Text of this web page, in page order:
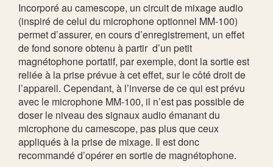
Incorporé au camescope, un circuit de mixage audio
(inspiré de celui du microphone optionnel MM-100)
permet d’assurer, en cours d’enregistrement, un effet
de fond sonore obtenu à partir d’un petit
magnétophone portatif, par exemple, dont la sortie est
reliée à la prise prévue à cet effet, sur le côté droit de
l’appareil. Cependant, à l’inverse de ce qui est prévu
avec le microphone MM-100, il n’est pas possible de
doser le niveau des signaux audio émanant du
microphone du camescope, pas plus que ceux
appliqués à la prise de mixage. Il est donc
recommandé d’opérer en sortie de magnétophone.